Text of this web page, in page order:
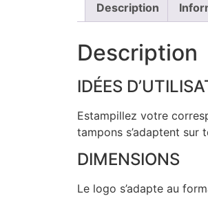
Description
Description
IDÉES
Estampillez votre
tampons s’adaptent sur
DIMENSIONS
Le logo s’adapte au